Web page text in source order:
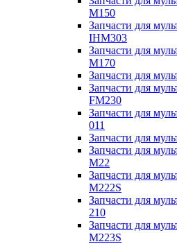
M150
Запчасти для
IHM303
Запчасти для
M170
Запчасти для
Запчасти для
FM230
Запчасти для
011
Запчасти для
Запчасти для
M22
Запчасти для
M222S
Запчасти для
210
Запчасти для
M223S